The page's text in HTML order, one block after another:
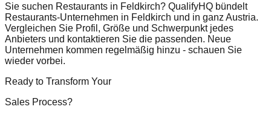
Sie suchen Restaurants in Feldkirch? QualifyHQ bündelt
Restaurants-Unternehmen in Feldkirch und in ganz Austria.
Vergleichen Sie Profil, Größe und Schwerpunkt jedes
Anbieters und kontaktieren Sie die passenden. Neue
Unternehmen kommen regelmäßig hinzu - schauen Sie
wieder vorbei.
Ready to Transform Your
Sales Process?